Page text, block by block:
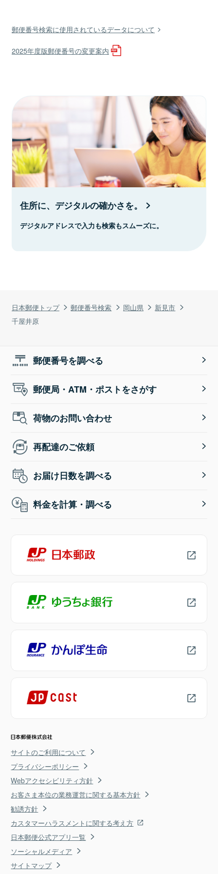
日本郵便トップ 郵便番号検索 岡山県
新見市
千屋井原
郵便番号検索に使用されているデータについて
2025年度版郵便番号の変更案内
住所に、デジタルの確かさを。
デジタルアドレスで入力も検索もスムーズに。
郵便番号を調べる
郵便局・ATM・ポストをさがす
荷物のお問い合わせ
再配達のご依頼
お届け日数を調べる
料金を計算・調べる
サイトのご利用について
プライバシーポリシー
Webアクセシビリティ方針
お客さま本位の業務運営に関する基本方針
勧誘方針
カスタマーハラスメントに関する考え方
日本郵便公式アプリ一覧
ソーシャルメディア
サイトマップ